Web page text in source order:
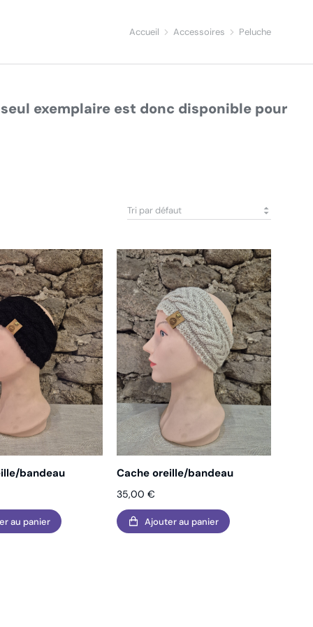
Accueil Accessoires Peluche
exemplaire est donc disponible pour
bandeau
au panier
Cache oreille/bandeau
35,00 €
Ajouter au panier